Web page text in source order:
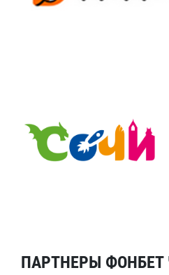
ПАРТНЕРЫ